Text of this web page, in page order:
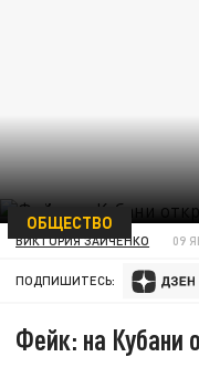
ОБЩЕСТВО
ВИКТОРИЯ ЗАЙЧЕНКО 09
ПОДПИШИТЕСЬ:
Фейк: на Кубани